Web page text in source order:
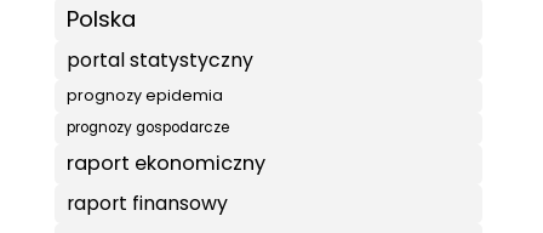
Polska
portal statystyczny
prognozy epidemia
prognozy gospodarcze
raport ekonomiczny
raport finansowy